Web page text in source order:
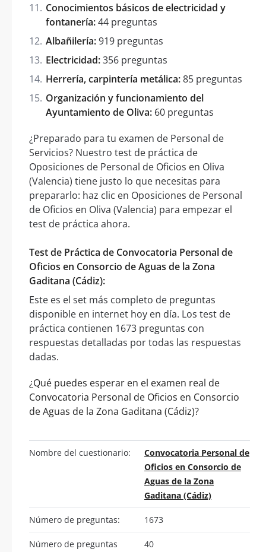
Conocimientos básicos de electricidad y
fontanería:44 preguntas
Albañilería:919 preguntas
Electricidad:356 preguntas
Herrería, carpintería metálica:85 preguntas
Organización y funcionamiento del
Ayuntamiento de Oliva: 60 preguntas
¿Preparado para tu examen de Personal de
Servicios? Nuestro test de práctica de
Oposiciones de Personal de Oficios en Oliva
(Valencia) tiene justo lo que necesitas para
prepararlo: haz clic en Oposiciones de Personal
de Oficios en Oliva (Valencia) para empezar el
test de práctica ahora.
Test de Práctica de Convocatoria Personal de
Oficios en Consorcio de Aguas de la Zona
Gaditana (Cádiz):
Este es el set más completo de preguntas
disponible en internet hoy en día. Los test de
práctica contienen 1673 preguntas con
respuestas detalladas por todas las respuestas
dadas.
¿Qué puedes esperar en el examen real de
Convocatoria Personal de Oficios en Consorcio
de Aguas de la Zona Gaditana (Cádiz)?
Nombre del cuestionario:
Convocatoria Personal de
Oficios en Consorcio de
Aguas de la Zona
Gaditana (Cádiz)
Número de preguntas: 1673
Número de preguntas 40